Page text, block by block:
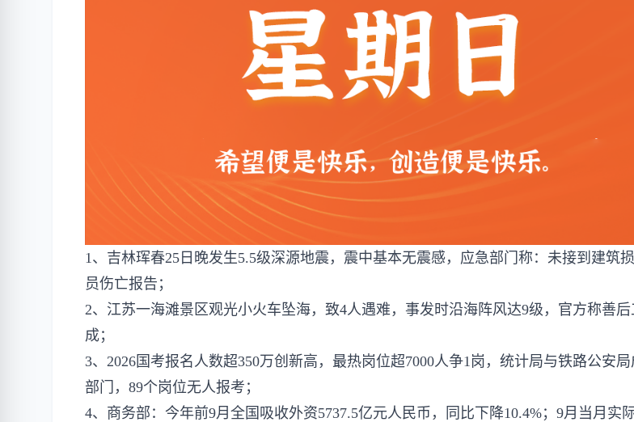
1、吉林珲春25日晚发生5.5级深源地震，震中基本无震感，应急部门称：未接到建筑
员伤亡报告；
2、江苏一海滩景区观光小火车坠海，致4人遇难，事发时沿海阵风达9级，官方称善
成；
3、2026国考报名人数超350万创新高，最热岗位超7000人争1岗，统计局与铁路公安
部门，89个岗位无人报考；
4、商务部：今年前9月全国吸收外资5737.5亿元人民币，同比下降10.4%；9月当月实